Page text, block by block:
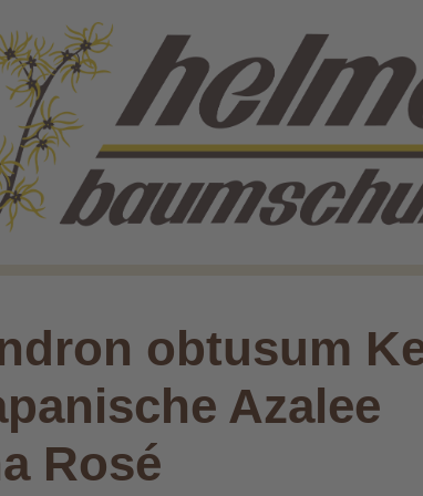
obtusum
Azalee
Rosé